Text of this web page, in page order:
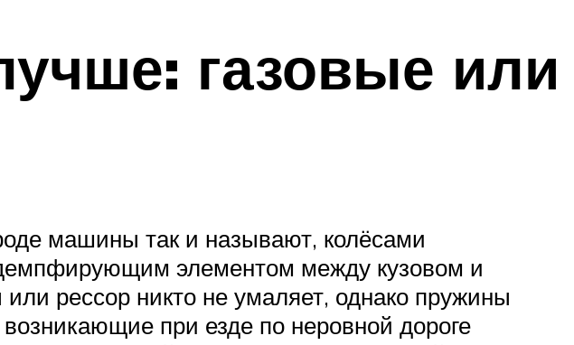
газовые или
машины так и называют, колёсами
демпфирующим элементом между кузовом и
рессор никто не умаляет, однако пружины
при езде по неровной дороге